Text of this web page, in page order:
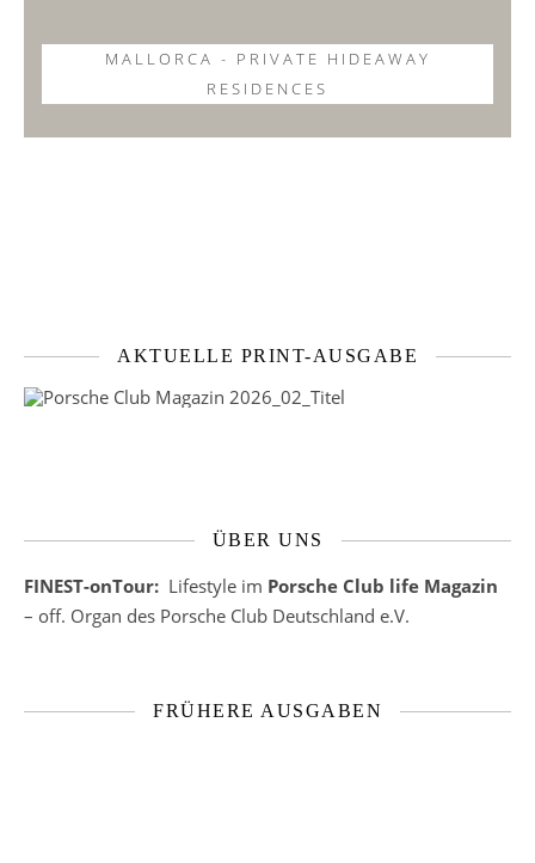
MALLORCA - PRIVATE HIDEAWAY
RESIDENCES
AKTUELLE PRINT-AUSGABE
ÜBER UNS
FINEST-onTour: Lifestyle im Porsche Club life Magazin
– off. Organ des Porsche Club Deutschland e.V.
FRÜHERE AUSGABEN